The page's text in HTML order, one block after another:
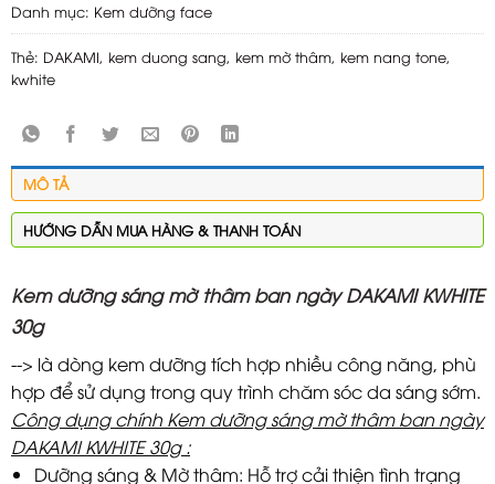
Danh mục: Kem dưỡng face
Thẻ: DAKAMI, kem duong sang, kem mờ thâm, kem nang tone,
kwhite
MÔ TẢ
HƯỚNG DẪN MUA HÀNG & THANH TOÁN
Kem dưỡng sáng mờ thâm ban ngày DAKAMI KWHITE
30g
--> là dòng kem dưỡng tích hợp nhiều công năng, phù
hợp để sử dụng trong quy trình chăm sóc da sáng sớm.
Công dụng chính Kem dưỡng sáng mờ thâm ban ngày
DAKAMI KWHITE 30g :
Dưỡng sáng & Mờ thâm: Hỗ trợ cải thiện tình trạng